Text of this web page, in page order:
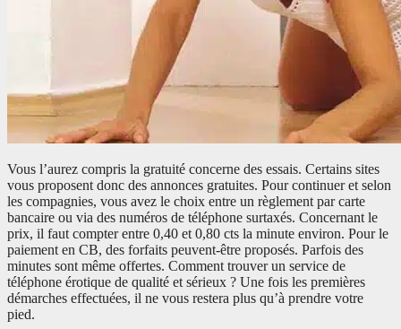
Vous l’aurez compris la gratuité concerne des essais. Certains sites
vous proposent donc des annonces gratuites. Pour continuer et selon
les compagnies, vous avez le choix entre un règlement par carte
bancaire ou via des numéros de téléphone surtaxés. Concernant le
prix, il faut compter entre 0,40 et 0,80 cts la minute environ. Pour le
paiement en CB, des forfaits peuvent-être proposés. Parfois des
minutes sont même offertes. Comment trouver un service de
téléphone érotique de qualité et sérieux ? Une fois les premières
démarches effectuées, il ne vous restera plus qu’à prendre votre
pied.